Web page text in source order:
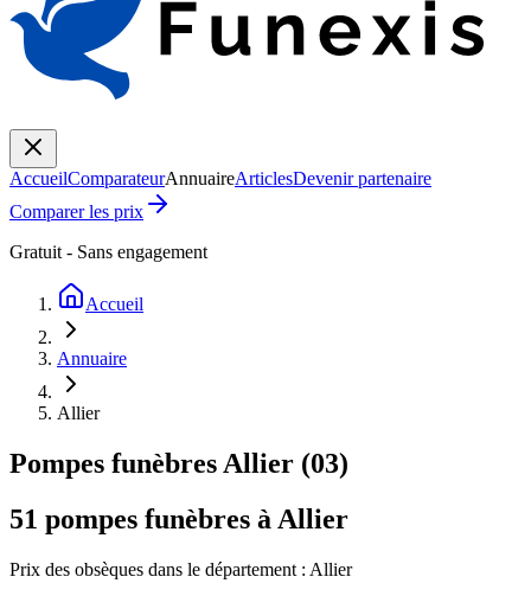
AccueilComparateurAnnuaireArticlesDevenir partenaire
Comparer les prix
Gratuit - Sans engagement
Accueil
Annuaire
Allier
Pompes funèbres Allier (03)
51 pompes funèbres à Allier
Prix des obsèques dans le département : Allier